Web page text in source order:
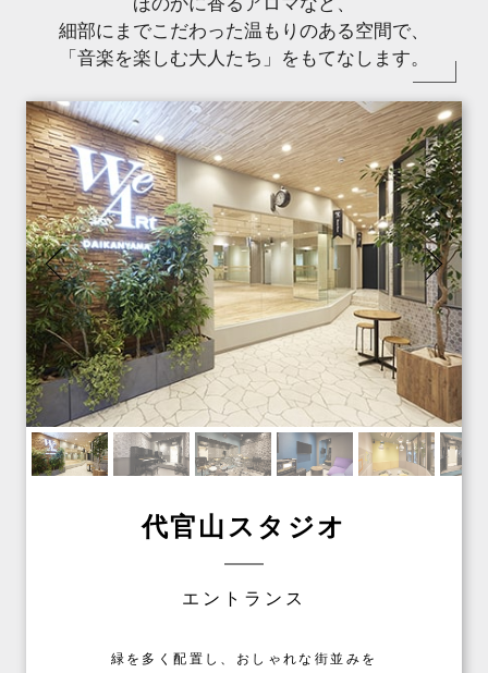
細部にまでこだわった温もりのある空間で、
「音楽を楽しむ大人たち」をもてなします。
代官山スタジオ
エントランス
緑を多く配置し、おしゃれな街並みを